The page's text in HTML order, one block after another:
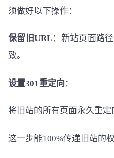
须做好以下操作：
保留旧URL：新站页面路
致。
设置301重定向 ：
将旧站的所有页面永久重定
这一步能100%传递旧站的